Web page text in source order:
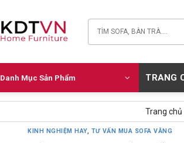
Tìm
kiếm:
Danh Mục Sản Phẩm TRANG
Trang chủ
KINH NGHIỆM HAY, TƯ VẤN MUA SOFA VĂNG